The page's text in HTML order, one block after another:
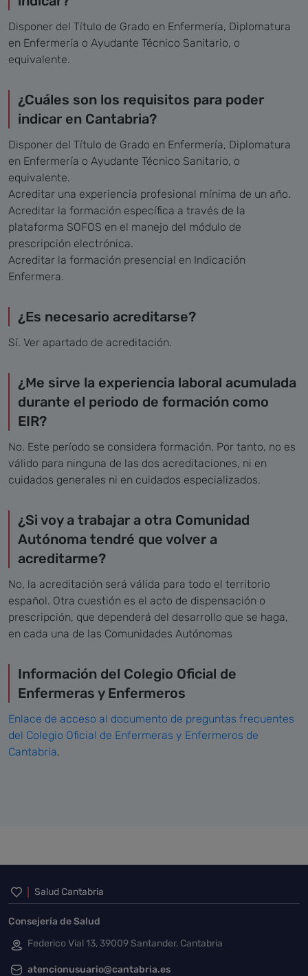
Disponer del Título de Grado en Enfermería, Diplomatura
en Enfermería o Ayudante Técnico Sanitario, o
equivalente.
¿Cuáles son los requisitos para poder
indicar en Cantabria?
Disponer del Título de Grado en Enfermería, Diplomatura
en Enfermería o Ayudante Técnico Sanitario, o
equivalente.
Acreditar una experiencia profesional mínima de un año.
Acreditar la formación específica a través de la
plataforma SOFOS en el manejo del módulo de
prescripción electrónica.
Acreditar la formación presencial en Indicación
Enfermera.
¿Es necesario acreditarse?
Sí. Ver apartado de acreditación.
¿Me sirve la experiencia laboral acumulada
durante el periodo de formación como
EIR?
No. Este período se considera formación. Por tanto, no es
válido para ninguna de las dos acreditaciones, ni en
cuidados generales ni en cuidados especializados.
¿Si voy a trabajar a otra Comunidad
Autónoma tendré que volver a
acreditarme?
No, la acreditación será válida para todo el territorio
español. Otra cuestión es el acto de dispensación o
prescripción, que dependerá del desarrollo que se haga,
en cada una de las Comunidades Autónomas
Información del Colegio Oficial de
Enfermeras y Enfermeros
Enlace de acceso al documento de preguntas frecuentes
del Colegio Oficial de Enfermeras y Enfermeros de
Cantabria.
Inicio del pie de página
Salud Cantabria
Consejería de Salud
Federico Vial 13, 39009 Santander, Cantabria
atencionusuario@cantabria.es